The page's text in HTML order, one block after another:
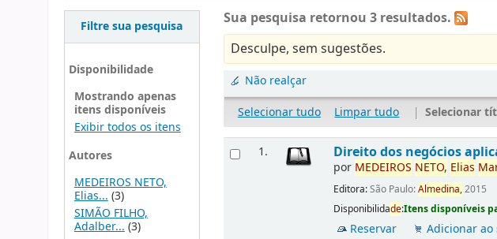
Filtre sua pesquisa
Disponibilidade
Mostrando apenas
itens disponíveis
Exibir todos os itens
Autores
MEDEIROS NETO,
Elias...(3)
SIMÃO FILHO,
Adalber... (3)
Sua pesquisa retornou 3 resultados.
Desculpe, sem sugestões.
Não realçar
Selecionar tudo
Limpar tudo | Selecionar
1. Direito dos negócios
por MEDEIROS NETO, Elias
Editora:São Paulo:Almedina,2015
Disponibilidade:Itens disponíveis
Reservar Adicionar